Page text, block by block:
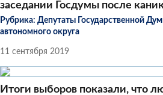
заседании Госдумы после
Рубрика: Депутаты Государственной
автономного округа
11 сентября 2019
Итоги выборов показали, что